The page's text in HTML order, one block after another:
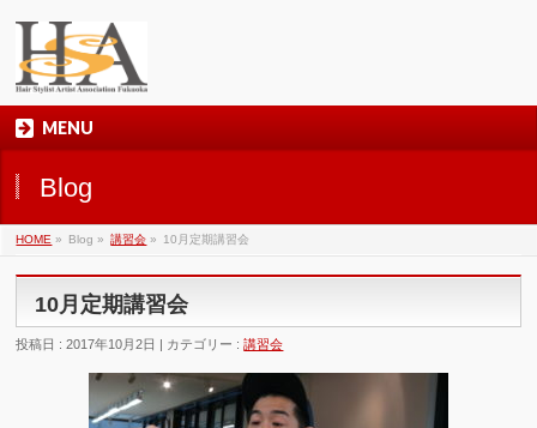
MENU
Blog
HOME » Blog » 講習会 » 10月定期講習会
10月定期講習会
投稿日 : 2017年10月2日 | カテゴリー :講習会